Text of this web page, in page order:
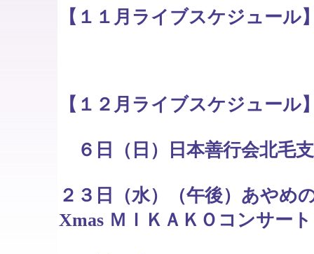
【１１月ライブスケジュール
【１２月ライブスケジュール
６日（日）日本善行会北毛
２３日（水）（午後）あや
Xmas ＭＩＫＡＫＯコンサ